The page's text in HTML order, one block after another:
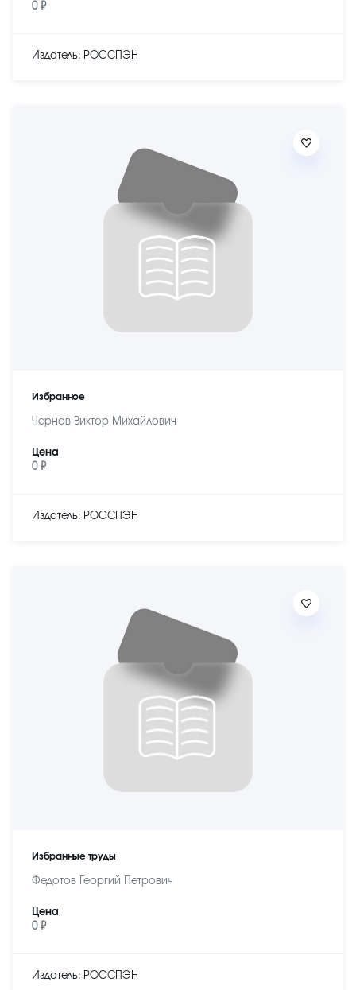
0 ₽
Издатель: РОССПЭН
Избранное
Чернов Виктор Михайлович
Цена
0 ₽
Издатель: РОССПЭН
Избранные труды
Федотов Георгий Петрович
Цена
0 ₽
Издатель: РОССПЭН